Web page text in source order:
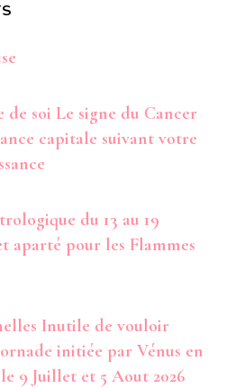
de soi Le signe du Cancer
capitale suivant votre
du 13 au 19
aparté pour les Flammes
Inutile de vouloir
initiée par Vénus en
9 Juillet et 5 Aout 2026